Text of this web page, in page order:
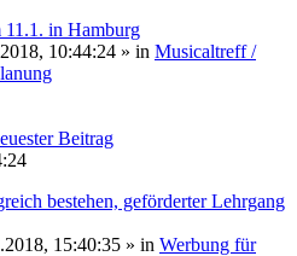
in Hamburg
10:44:24 » in Musicaltreff /
Beitrag
bestehen, geförderter Lehrgang
15:40:35 » in Werbung für